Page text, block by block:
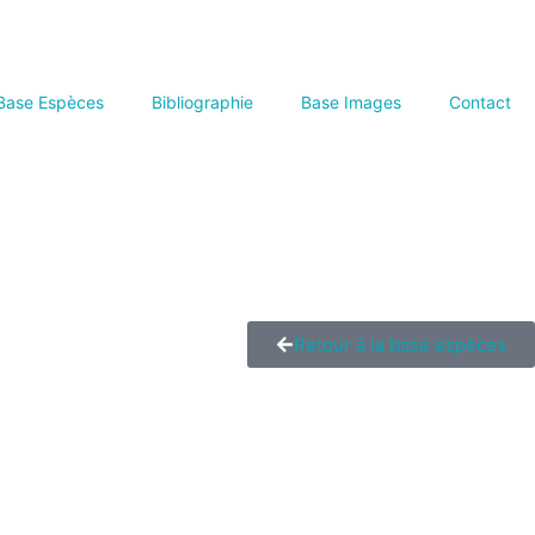
Espèces Bibliographie Base Images Contact
Retour à la base espèces